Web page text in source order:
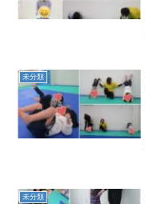
未分類
未分類